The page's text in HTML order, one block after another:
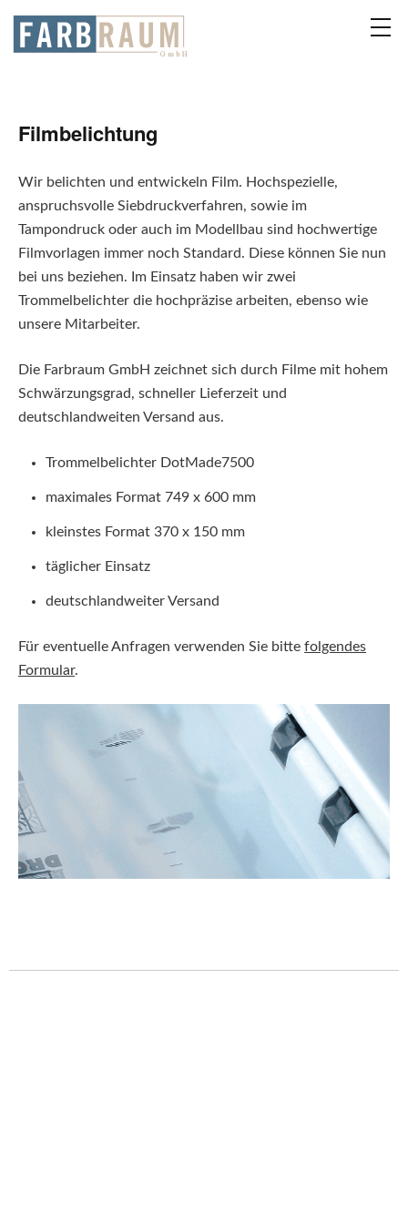
Filmbelichtung
Wir belichten und entwickeln Film. Hochspezielle,
anspruchsvolle Siebdruckverfahren, sowie im
Tampondruck oder auch im Modellbau sind hochwertige
Filmvorlagen immer noch Standard. Diese können Sie nun
bei uns beziehen. Im Einsatz haben wir zwei
Trommelbelichter die hochpräzise arbeiten, ebenso wie
unsere Mitarbeiter.
Die Farbraum GmbH zeichnet sich durch Filme mit hohem
Schwärzungsgrad, schneller Lieferzeit und
deutschlandweiten Versand aus.
Trommelbelichter DotMade7500
maximales Format 749 x 600 mm
kleinstes Format 370 x 150 mm
täglicher Einsatz
deutschlandweiter Versand
Für eventuelle Anfragen verwenden Sie bitte folgendes
Formular.